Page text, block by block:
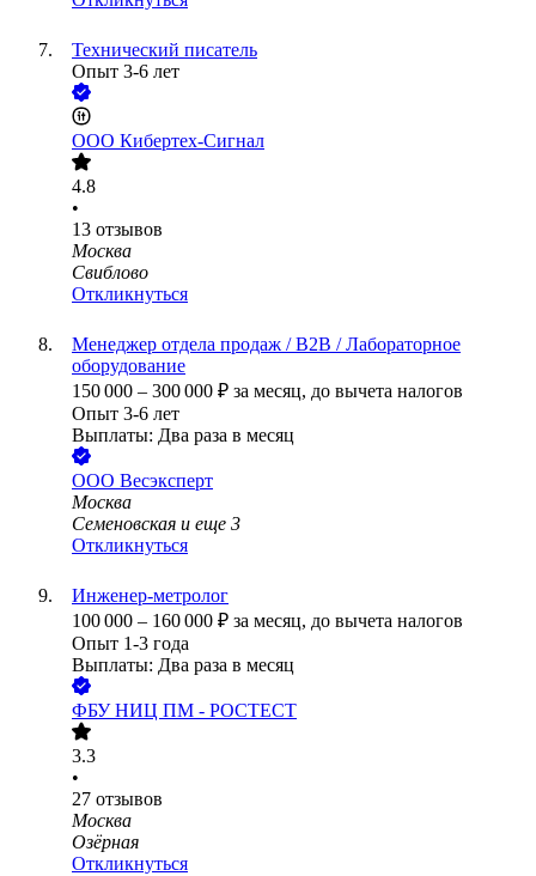
Технический писатель
Опыт 3-6 лет
ООО Кибертех-Сигнал
4.8
•
13 отзывов
Москва
Свиблово
Откликнуться
Менеджер отдела продаж / B2B / Лабораторное
оборудование
150 000 – 300 000 ₽ за месяц, до вычета налогов
Опыт 3-6 лет
Выплаты: Два раза в месяц
ООО Весэксперт
Москва
Семеновская и еще 3
Откликнуться
Инженер-метролог
100 000 – 160 000 ₽ за месяц, до вычета налогов
Опыт 1-3 года
Выплаты: Два раза в месяц
ФБУ НИЦ ПМ - РОСТЕСТ
3.3
•
27 отзывов
Москва
Озёрная
Откликнуться